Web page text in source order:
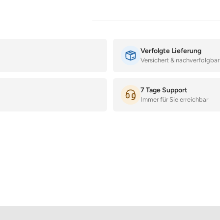
Verfolgte Lieferung
Versichert & nachverfolgbar
7 Tage Support
Immer für Sie erreichbar